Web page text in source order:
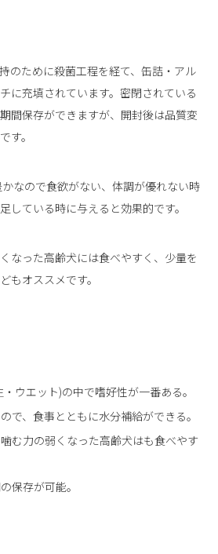
のために殺菌工程を経て、缶詰・アル
に充填されています。密閉されている
間保存ができますが、開封後は品質変
す。
なので食欲がない、体調が優れない時
している時に与えると効果的です。
なった高齢犬には食べやすく、少量を
もオススメです。
ウエット)の中で嗜好性が一番ある。
で、食事とともに水分補給ができる。
む力の弱くなった高齢犬はも食べやす
保存が可能。